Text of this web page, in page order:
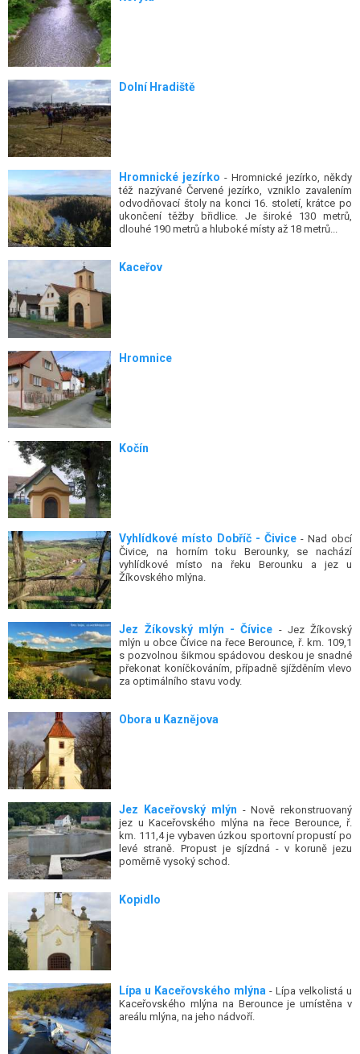
Dolní Hradiště
Hromnické jezírko - Hromnické jezírko, někdy
též nazývané Červené jezírko, vzniklo zavalením
odvodňovací štoly na konci 16. století, krátce po
ukončení těžby břidlice. Je široké 130 metrů,
dlouhé 190 metrů a hluboké místy až 18 metrů...
Kaceřov
Hromnice
Kočín
Vyhlídkové místo Dobříč - Čivice - Nad obcí
Čivice, na horním toku Berounky, se nachází
vyhlídkové místo na řeku Berounku a jez u
Žíkovského mlýna.
Jez Žíkovský mlýn - Čívice - Jez Žíkovský
mlýn u obce Čívice na řece Berounce, ř. km. 109,1
s pozvolnou šikmou spádovou deskou je snadné
překonat koníčkováním, případně sjížděním vlevo
za optimálního stavu vody.
Obora u Kaznějova
Jez Kaceřovský mlýn - Nově rekonstruovaný
jez u Kaceřovského mlýna na řece Berounce, ř.
km. 111,4 je vybaven úzkou sportovní propustí po
levé straně. Propust je sjízdná - v koruně jezu
poměrně vysoký schod.
Kopidlo
Lípa u Kaceřovského mlýna - Lípa velkolistá u
Kaceřovského mlýna na Berounce je umístěna v
areálu mlýna, na jeho nádvoří.